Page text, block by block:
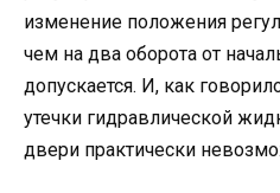
изменение положения
чем на два оборота от
допускается. И, как
утечки гидравлической
двери практически